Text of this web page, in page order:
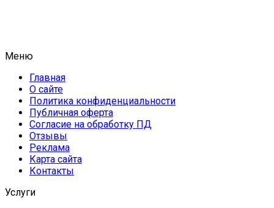
Меню
Главная
О сайте
Политика конфиденциальности
Публичная оферта
Согласие на обработку ПД
Отзывы
Реклама
Карта сайта
Контакты
Услуги